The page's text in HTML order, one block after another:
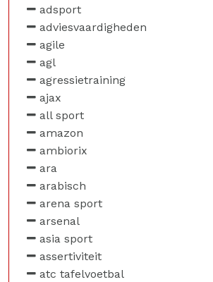
adsport
adviesvaardigheden
agile
agl
agressietraining
ajax
all sport
amazon
ambiorix
ara
arabisch
arena sport
arsenal
asia sport
assertiviteit
atc tafelvoetbal